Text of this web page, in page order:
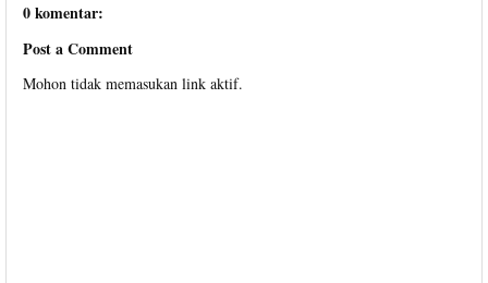
0 komentar:
Post a Comment
Mohon tidak memasukan link aktif.